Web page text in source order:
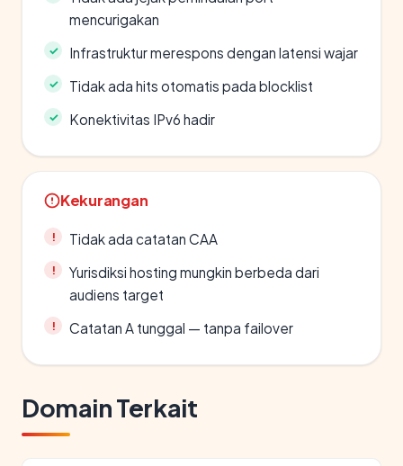
mencurigakan
Infrastruktur merespons dengan latensi wajar
Tidak ada hits otomatis pada blocklist
Konektivitas IPv6 hadir
Kekurangan
Tidak ada catatan CAA
Yurisdiksi hosting mungkin berbeda dari
audiens target
Catatan A tunggal — tanpa failover
Domain Terkait